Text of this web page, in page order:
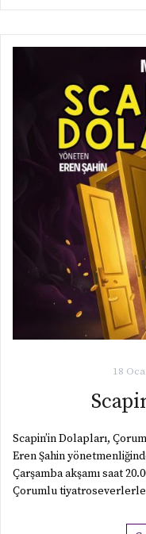
18
Scapin’in Dolapları,
Eren Şahin
Çorumlu tiyatroseverlerle